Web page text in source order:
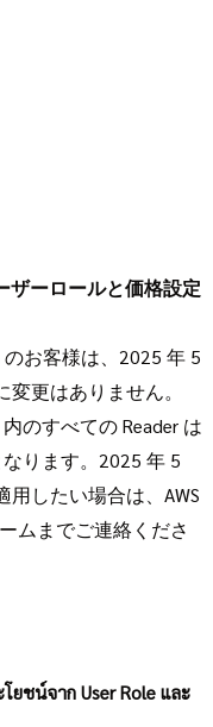
ザーロールと価格設定
のお客様は、2025 年 5
更はありません。
のすべての Reader は
ります。2025 年 5
したい場合は、AWS
ムまでご連絡くださ
ยชน์จาก User Role และ